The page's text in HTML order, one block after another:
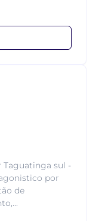
Taguatinga sul -
por
de